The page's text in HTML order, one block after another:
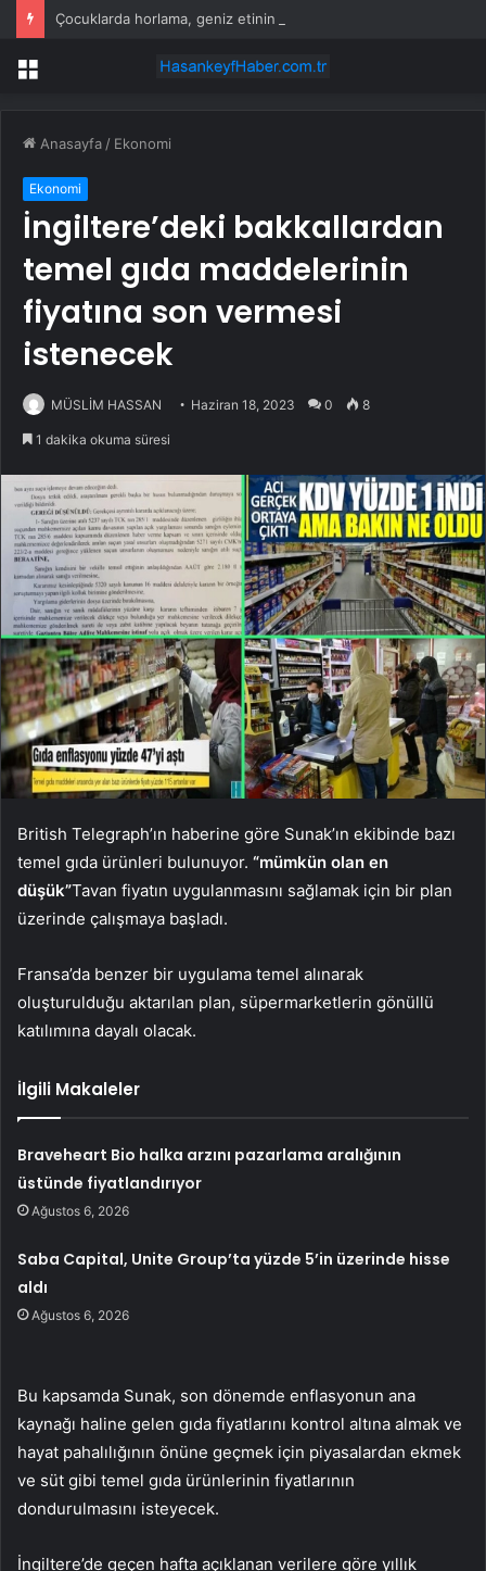
Çocuklarda horlama, geniz etinin habercisi olabilir!
Menü
Anasayfa / Ekonomi
Ekonomi
İngiltere’deki bakkallardan
temel gıda maddelerinin
fiyatına son vermesi
istenecek
MÜSLİM HASSAN Haziran 18, 2023 0 8
1 dakika okuma süresi
British Telegraph’ın haberine göre Sunak’ın ekibinde bazı
temel gıda ürünleri bulunuyor. “mümkün olan en
düşük”Tavan fiyatın uygulanmasını sağlamak için bir plan
üzerinde çalışmaya başladı.
Fransa’da benzer bir uygulama temel alınarak
oluşturulduğu aktarılan plan, süpermarketlerin gönüllü
katılımına dayalı olacak.
İlgili Makaleler
Braveheart Bio halka arzını pazarlama aralığının
üstünde fiyatlandırıyor
Ağustos 6, 2026
Saba Capital, Unite Group’ta yüzde 5’in üzerinde hisse
aldı
Ağustos 6, 2026
Bu kapsamda Sunak, son dönemde enflasyonun ana
kaynağı haline gelen gıda fiyatlarını kontrol altına almak ve
hayat pahalılığının önüne geçmek için piyasalardan ekmek
ve süt gibi temel gıda ürünlerinin fiyatlarının
dondurulmasını isteyecek.
İngiltere’de geçen hafta açıklanan verilere göre yıllık